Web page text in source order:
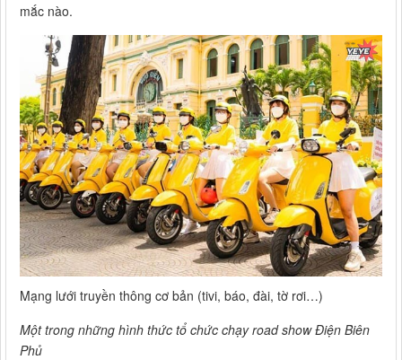
mắc nào.
Mạng lưới truyền thông cơ bản (tivi, báo, đài, tờ rơi…)
Một trong những hình thức tổ chức chạy road show Điện Biên
Phủ